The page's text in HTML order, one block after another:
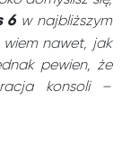
6w najbliższym
wiem nawet, jak
pewien, że
konsoli–